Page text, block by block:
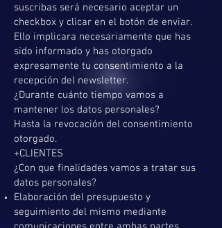
suscribas será necesario aceptar un
checkbox y clicar en el botón de enviar.
Ello implicara necesariamente que has
sido informado y has otorgado
expresamente tu consentimiento a la
recepción del newsletter.
¿Durante cuánto tiempo vamos a
mantener los datos personales?
Hasta la revocación del consentimiento
otorgado.
+CLIENTES
¿Con que finalidades vamos a tratar sus
datos personales?
Elaboración del presupuesto y
seguimiento del mismo mediante